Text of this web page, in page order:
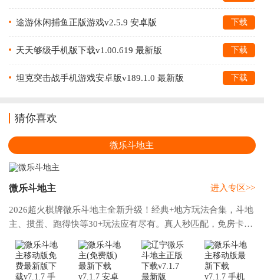
途游休闲捕鱼正版游戏v2.5.9 安卓版 下载
天天够级手机版下载v1.00.619 最新版 下载
坦克突击战手机游戏安卓版v189.1.0 最新版 下载
猜你喜欢
微乐斗地主
微乐斗地主
2026超火棋牌微乐斗地主全新升级！经典+地方玩法合集，斗地
主、掼蛋、跑得快等30+玩法应有尽有。真人秒匹配，免房卡约
局，癞子/不洗牌模式超刺激。3D画面、方言语音，新手智能提
示。
进入专区>>